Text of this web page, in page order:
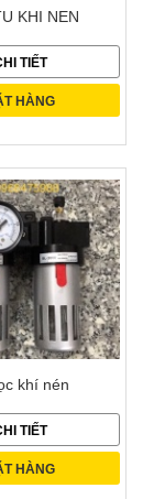
KHI NEN
TIẾT
HÀNG
khí nén
TIẾT
HÀNG